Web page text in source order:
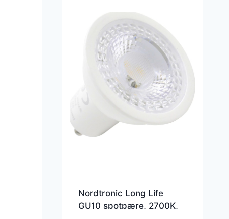
Nordtronic Long Life
GU10 spotpære, 2700K,